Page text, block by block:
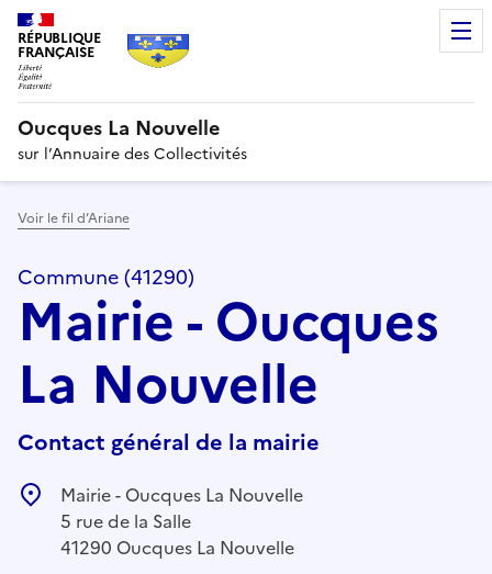
RÉPUBLIQUE
FRANÇAISE
Oucques La Nouvelle
sur l’Annuaire des Collectivités
Voir le fil d’Ariane
Commune (41290)
Mairie - Oucques
La Nouvelle
Contact général de la mairie
Mairie - Oucques La Nouvelle
5 rue de la Salle
41290 Oucques La Nouvelle